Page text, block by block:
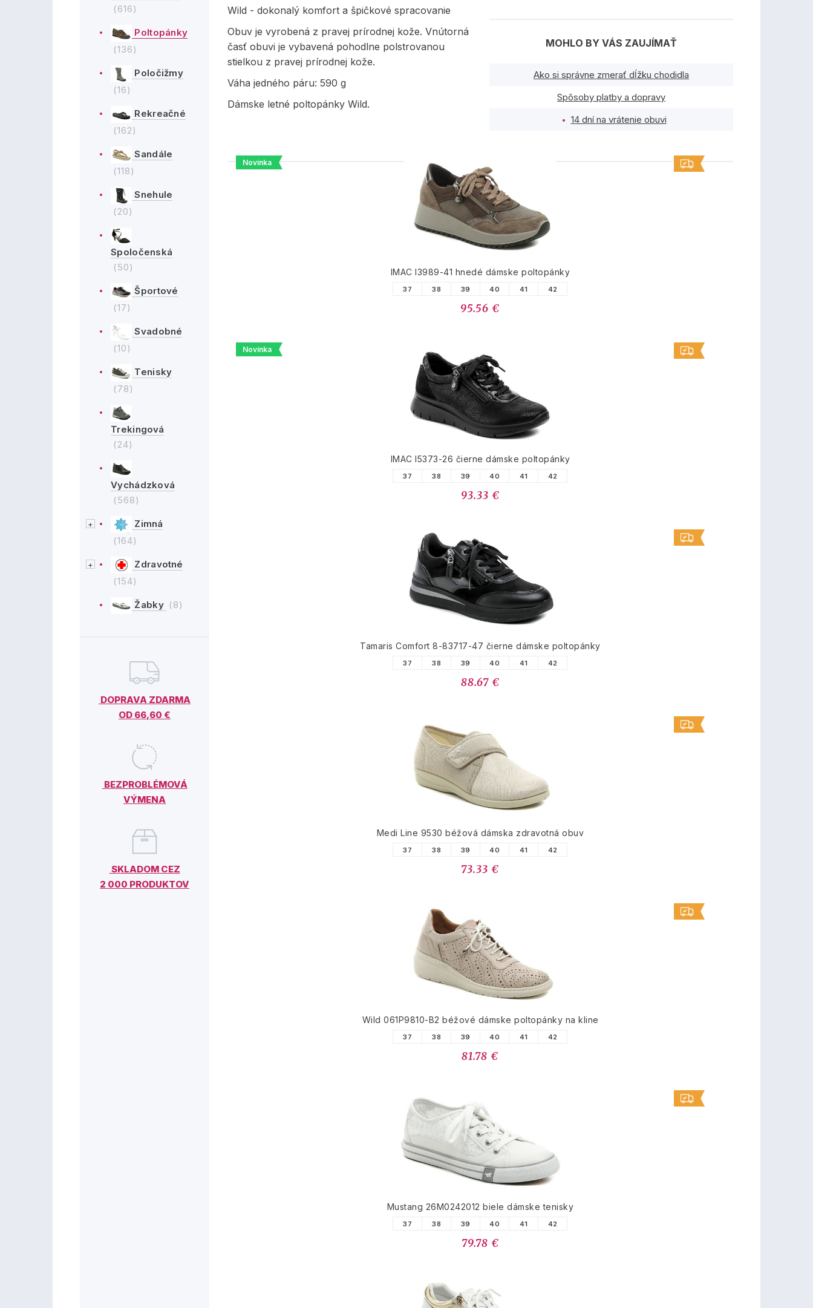
(616)
Poltopánky
(136)
Poločižmy
(16)
Rekreačné
(162)
Sandále
(118)
Snehule
(20)
Spoločenská
(50)
Športové
(17)
Svadobné
(10)
Tenisky
(78)
Trekingová
(24)
Vychádzková
(568)
Zimná
(164)
Zdravotné
(154)
Žabky (8)
DOPRAVA ZDARMA
OD 66,60 €
BEZPROBLÉMOVÁ
VÝMENA
SKLADOM CEZ
2 000 PRODUKTOV
Wild - dokonalý komfort a špičkové spracovanie
Obuv je vyrobená z pravej prírodnej kože. Vnútorná
časť obuvi je vybavená pohodlne polstrovanou
stielkou z pravej prírodnej kože.
Váha jedného páru: 590 g
Dámske letné poltopánky Wild.
MOHLO BY VÁS ZAUJÍMAŤ
Ako si správne zmerať dĺžku chodidla
Spôsoby platby a dopravy
14 dní na vrátenie obuvi
PODOBNÉ PRODUKTY
Novinka
IMAC I3989-41 hnedé dámske poltopánky
37 38 39 40 41 42
95.56 €
Novinka
IMAC I5373-26 čierne dámske poltopánky
37 38 39 40 41 42
93.33 €
Tamaris Comfort 8-83717-47 čierne dámske poltopánky
37 38 39 40 41 42
88.67 €
Medi Line 9530 béžová dámska zdravotná obuv
37 38 39 40 41 42
73.33 €
Wild 061P9810-B2 béžové dámske poltopánky na kline
37 38 39 40 41 42
81.78 €
Mustang 26M0242012 biele dámske tenisky
37 38 39 40 41 42
79.78 €